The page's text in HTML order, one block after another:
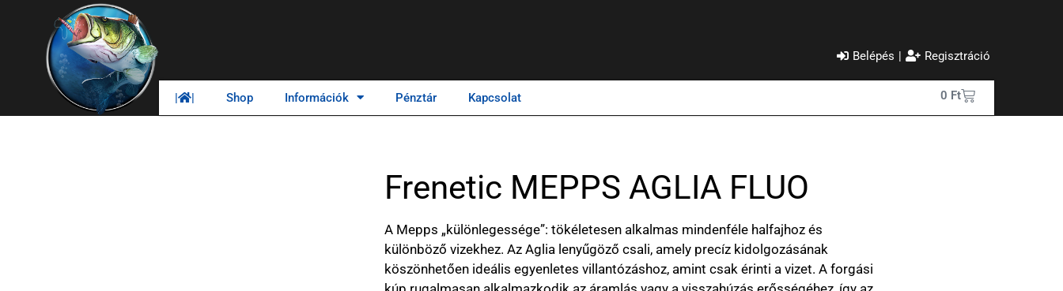
Belépés | Regisztráció
| | Shop Információk Pénztár Kapcsolat 0 Ft
Frenetic MEPPS AGLIA FLUO
A Mepps „különlegessége”: tökéletesen alkalmas mindenféle halfajhoz és
különböző vizekhez. Az Aglia lenyűgöző csali, amely precíz kidolgozásának
köszönhetően ideális egyenletes villantózáshoz, amint csak érinti a vizet. A forgási